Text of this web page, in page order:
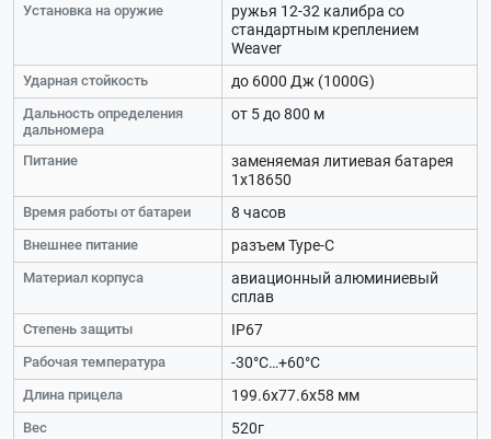
Установка на оружие
ружья 12-32 калибра со
стандартным креплением
Weaver
Ударная стойкость до 6000 Дж (1000G)
Дальность определения
дальномера
от 5 до 800 м
Питание
заменяемая литиевая батарея
1х18650
Время работы от батареи 8 часов
Внешнее питание разъем Type-C
Материал корпуса
авиационный алюминиевый
сплав
Степень защиты IP67
Рабочая температура -30°С…+60°С
Длина прицела 199.6х77.6х58 мм
Вес 520г